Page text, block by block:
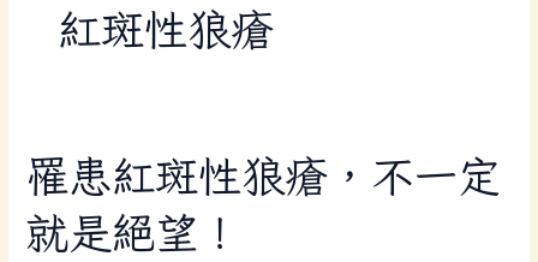
紅斑性狼瘡
罹患紅斑性狼瘡，不一定
就是絕望！
罹
患
紅
斑